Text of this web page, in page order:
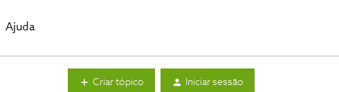
Ajuda
Criar tópico Iniciar sessão